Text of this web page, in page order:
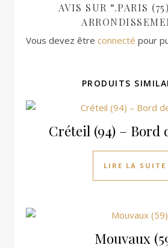
AVIS SUR “.PARIS
Vous devez être connecté pour
PRODUITS
Créteil (94) – Bord
LIRE LA SUITE
Mouvaux